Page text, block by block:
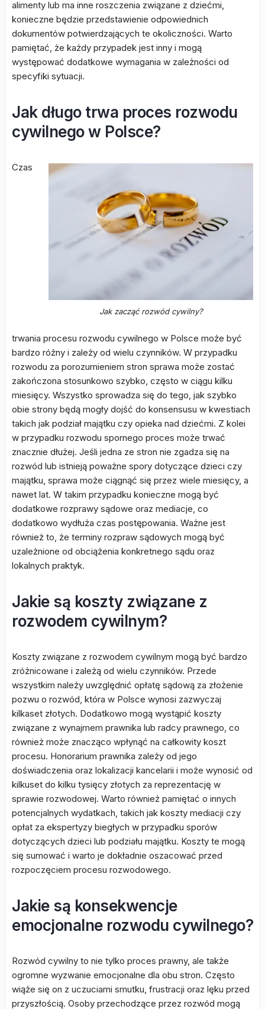
alimenty lub ma inne roszczenia związane z dziećmi,
konieczne będzie przedstawienie odpowiednich
dokumentów potwierdzających te okoliczności. Warto
pamiętać, że każdy przypadek jest inny i mogą
występować dodatkowe wymagania w zależności od
specyfiki sytuacji.
Jak długo trwa proces rozwodu
cywilnego w Polsce?
Jak zacząć rozwód cywilny?
Czas
trwania procesu rozwodu cywilnego w Polsce może być
bardzo różny i zależy od wielu czynników. W przypadku
rozwodu za porozumieniem stron sprawa może zostać
zakończona stosunkowo szybko, często w ciągu kilku
miesięcy. Wszystko sprowadza się do tego, jak szybko
obie strony będą mogły dojść do konsensusu w kwestiach
takich jak podział majątku czy opieka nad dziećmi. Z kolei
w przypadku rozwodu spornego proces może trwać
znacznie dłużej. Jeśli jedna ze stron nie zgadza się na
rozwód lub istnieją poważne spory dotyczące dzieci czy
majątku, sprawa może ciągnąć się przez wiele miesięcy, a
nawet lat. W takim przypadku konieczne mogą być
dodatkowe rozprawy sądowe oraz mediacje, co
dodatkowo wydłuża czas postępowania. Ważne jest
również to, że terminy rozpraw sądowych mogą być
uzależnione od obciążenia konkretnego sądu oraz
lokalnych praktyk.
Jakie są koszty związane z
rozwodem cywilnym?
Koszty związane z rozwodem cywilnym mogą być bardzo
zróżnicowane i zależą od wielu czynników. Przede
wszystkim należy uwzględnić opłatę sądową za złożenie
pozwu o rozwód, która w Polsce wynosi zazwyczaj
kilkaset złotych. Dodatkowo mogą wystąpić koszty
związane z wynajmem prawnika lub radcy prawnego, co
również może znacząco wpłynąć na całkowity koszt
procesu. Honorarium prawnika zależy od jego
doświadczenia oraz lokalizacji kancelarii i może wynosić od
kilkuset do kilku tysięcy złotych za reprezentację w
sprawie rozwodowej. Warto również pamiętać o innych
potencjalnych wydatkach, takich jak koszty mediacji czy
opłat za ekspertyzy biegłych w przypadku sporów
dotyczących dzieci lub podziału majątku. Koszty te mogą
się sumować i warto je dokładnie oszacować przed
rozpoczęciem procesu rozwodowego.
Jakie są konsekwencje
emocjonalne rozwodu cywilnego?
Rozwód cywilny to nie tylko proces prawny, ale także
ogromne wyzwanie emocjonalne dla obu stron. Często
wiąże się on z uczuciami smutku, frustracji oraz lęku przed
przyszłością. Osoby przechodzące przez rozwód mogą